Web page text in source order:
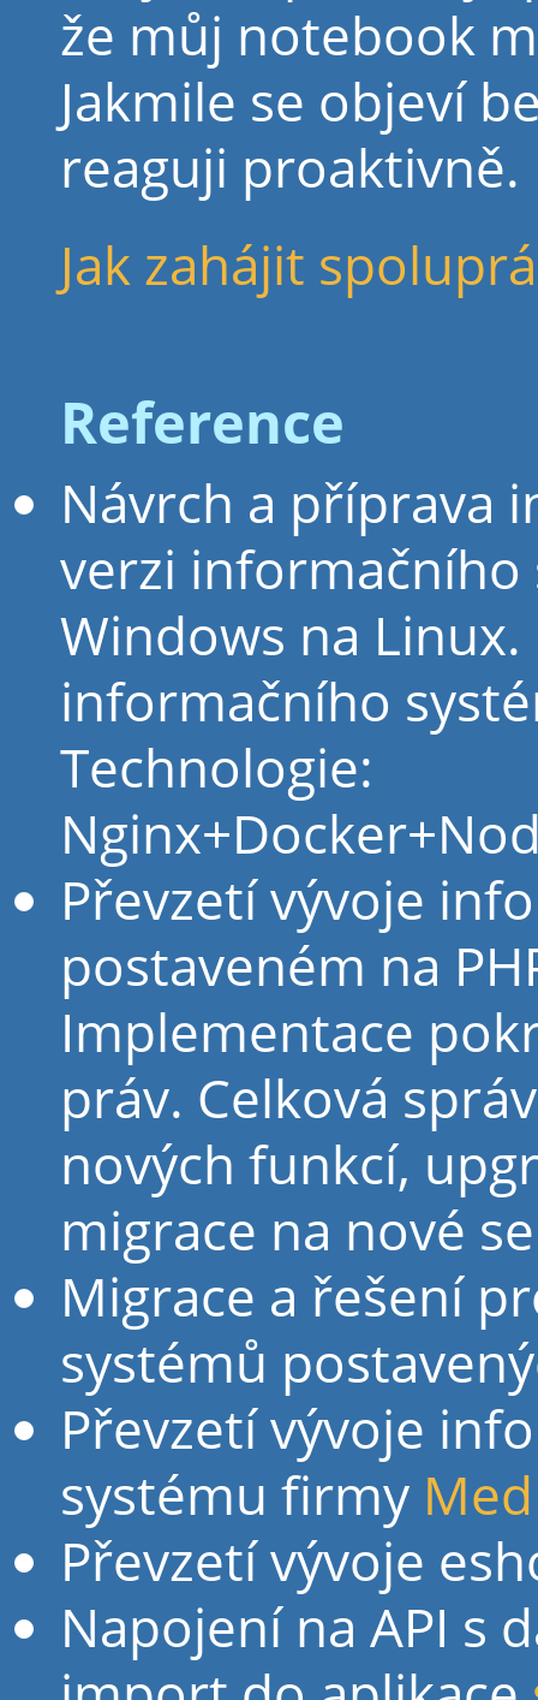
že můj notebook
Jakmile se objeví
reaguji proaktivně.
Jak zahájit
Reference
Návrch a příprava
verzi informačního
Windows na
informačního
Technologie:
Převzetí vývoje
postaveném na
Implementace
práv. Celková
nových funkcí,
migrace na nové
Migrace a řešení
systémů
Převzetí vývoje
systému firmy
Převzetí vývoje
Napojení na API s